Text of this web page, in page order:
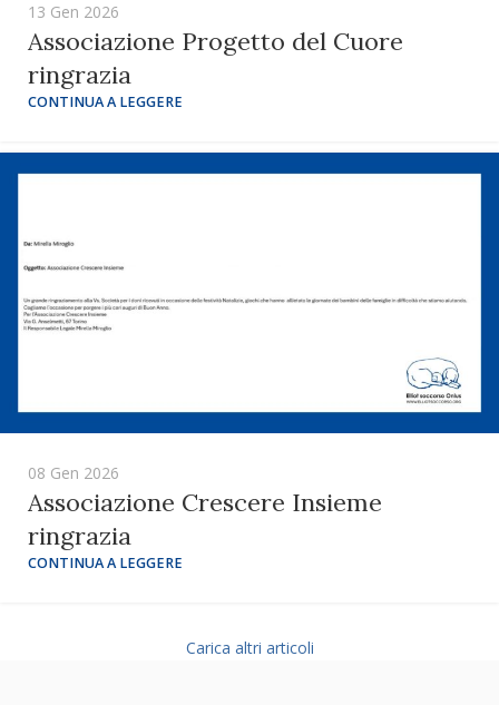
13 Gen 2026
Associazione Progetto del Cuore
ringrazia
CONTINUA A LEGGERE
08 Gen 2026
Associazione Crescere Insieme
ringrazia
CONTINUA A LEGGERE
Carica altri articoli